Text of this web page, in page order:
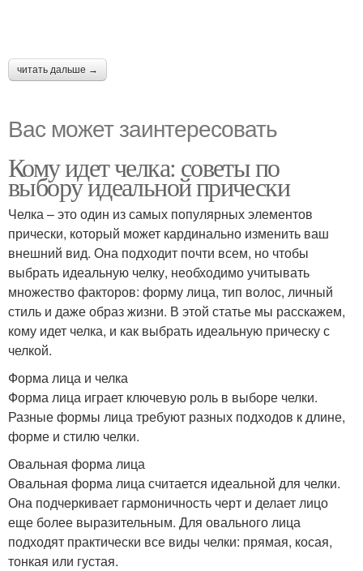
читать дальше →
Вас может заинтересовать
Кому идет челка: советы по
выбору идеальной прически
Челка – это один из самых популярных элементов
прически, который может кардинально изменить ваш
внешний вид. Она подходит почти всем, но чтобы
выбрать идеальную челку, необходимо учитывать
множество факторов: форму лица, тип волос, личный
стиль и даже образ жизни. В этой статье мы расскажем,
кому идет челка, и как выбрать идеальную прическу с
челкой.
Форма лица и челка
Форма лица играет ключевую роль в выборе челки.
Разные формы лица требуют разных подходов к длине,
форме и стилю челки.
Овальная форма лица
Овальная форма лица считается идеальной для челки.
Она подчеркивает гармоничность черт и делает лицо
еще более выразительным. Для овального лица
подходят практически все виды челки: прямая, косая,
тонкая или густая.